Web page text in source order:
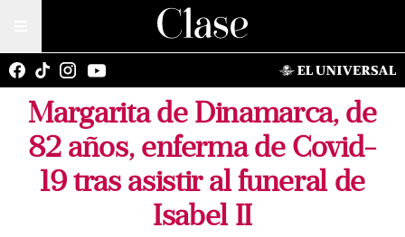
Margarita de Dinamarca, de
82 años, enferma de Covid-
19 tras asistir al funeral de
Isabel II